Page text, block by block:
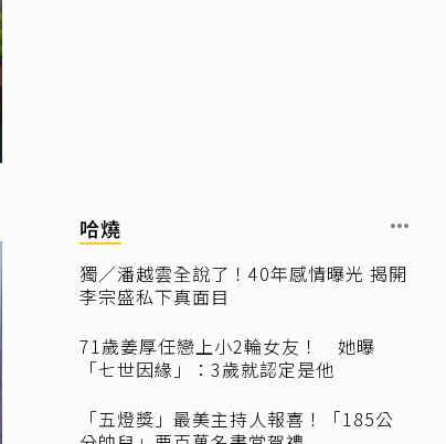
哈燒
獨／潘越雲全說了！40年感情曝光 揭開
李宗盛私下真面目
71歲姜厚任戀上小2輪女友！ 她曝
「七世因緣」：3歲就認定是他
「五燈獎」最美主持人報喜！「185公